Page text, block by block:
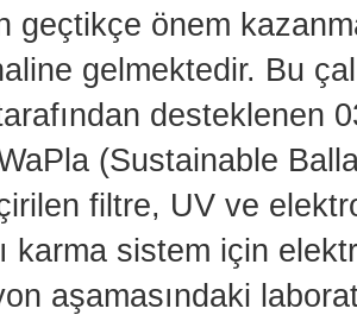
geçtikçe önem
gelmektedir. Bu
desteklenen
(Sustainable
filtre, UV ve
karma sistem için
aşamasındaki